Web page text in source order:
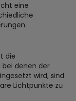
eine
die
bei denen der
wird, sind
Lichtpunkte zu